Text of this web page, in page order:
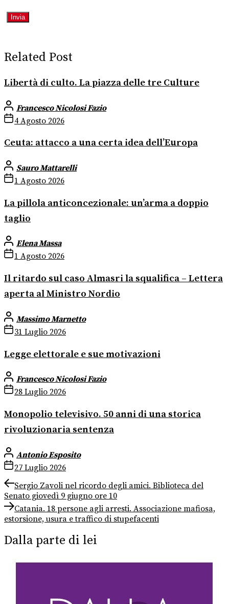
Related Post
Libertà di culto. La piazza delle tre Culture
Francesco Nicolosi Fazio
4 Agosto 2026
Ceuta: attacco a una certa idea dell’Europa
Sauro Mattarelli
1 Agosto 2026
La pillola anticoncezionale: un’arma a doppio
taglio
Elena Massa
1 Agosto 2026
Il ritardo sul caso Almasri la squalifica – Lettera
aperta al Ministro Nordio
Massimo Marnetto
31 Luglio 2026
Legge elettorale e sue motivazioni
Francesco Nicolosi Fazio
28 Luglio 2026
Monopolio televisivo. 50 anni di una storica
rivoluzionaria sentenza
Antonio Esposito
27 Luglio 2026
Navigazione
articoli
Previous
post:
Sergio Zavoli nel ricordo degli amici. Biblioteca del
Senato giovedì 9 giugno ore 10
Next
post:
Catania. 18 persone agli arresti. Associazione mafiosa,
estorsione, usura e traffico di stupefacenti
Dalla parte di lei